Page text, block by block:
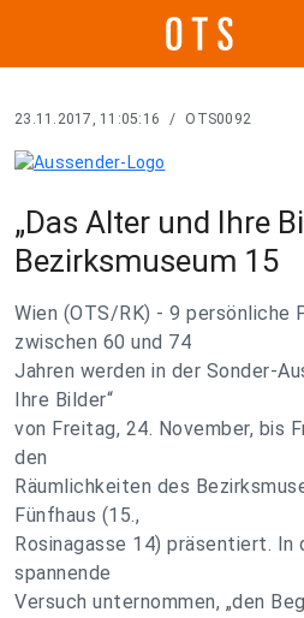
23.11.2017, 11:05:16 / OTS0092
„Das Alter und Ihre
Bezirksmuseum 15
Wien (OTS/RK) - 9 persönliche
zwischen 60 und 74
Jahren werden in der Sonder-
Ihre Bilder“
von Freitag, 24. November, bis
den
Räumlichkeiten des
Fünfhaus (15.,
Rosinagasse 14) präsentiert.
spannende
Versuch unternommen, „den